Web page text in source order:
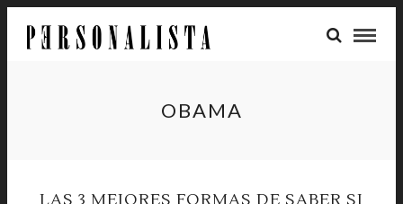
OBAMA